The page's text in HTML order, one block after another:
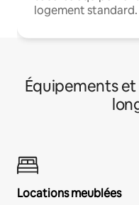
logement standard.
Équipements
Locations meublées